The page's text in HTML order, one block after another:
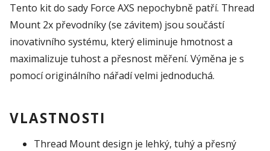
Tento kit do sady Force AXS nepochybně patří. Thread
Mount 2x převodníky (se závitem) jsou součástí
inovativního systému, který eliminuje hmotnost a
maximalizuje tuhost a přesnost měření. Výměna je s
pomocí originálního nářadí velmi jednoduchá.
VLASTNOSTI
Thread Mount design je lehký, tuhý a přesný